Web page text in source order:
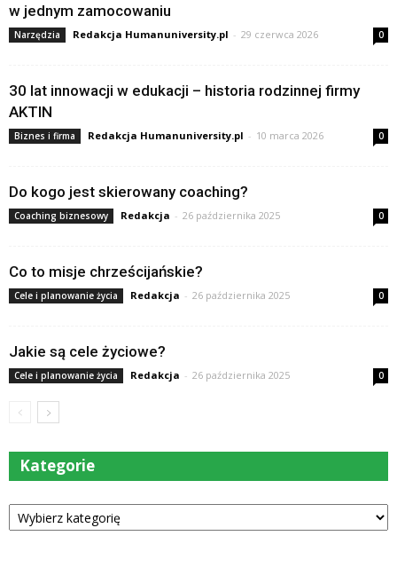
w jednym zamocowaniu
Narzędzia Redakcja Humanuniversity.pl - 29 czerwca 2026 0
30 lat innowacji w edukacji – historia rodzinnej firmy
AKTIN
Biznes i firma Redakcja Humanuniversity.pl - 10 marca 2026 0
Do kogo jest skierowany coaching?
Coaching biznesowy Redakcja - 26 października 2025 0
Co to misje chrześcijańskie?
Cele i planowanie życia Redakcja - 26 października 2025 0
Jakie są cele życiowe?
Cele i planowanie życia Redakcja - 26 października 2025 0
Kategorie
Kategorie